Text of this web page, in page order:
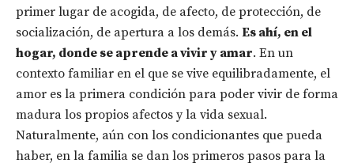
primer lugar de acogida, de afecto, de protección, de
socialización, de apertura a los demás. Es ahí, en el
hogar, donde se aprende a vivir y amar. En un
contexto familiar en el que se vive equilibradamente, el
amor es la primera condición para poder vivir de forma
madura los propios afectos y la vida sexual.
Naturalmente, aún con los condicionantes que pueda
haber, en la familia se dan los primeros pasos para la